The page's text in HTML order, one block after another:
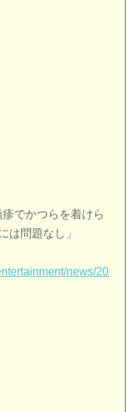
疹でかつらを着けら
問題なし」
news/20